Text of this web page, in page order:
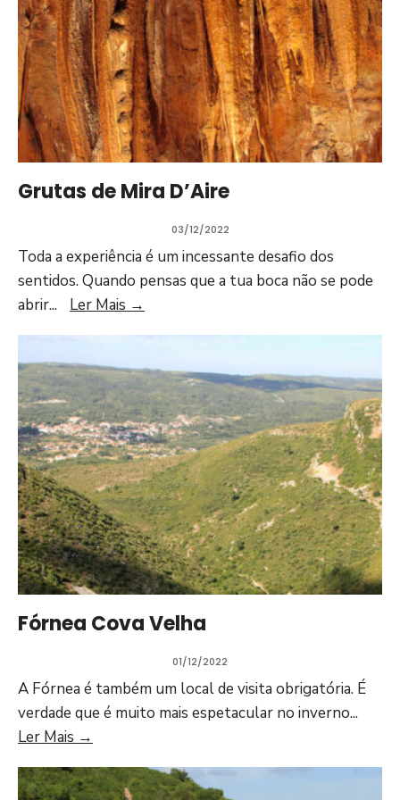
Grutas de Mira D’Aire
03/12/2022
Toda a experiência é um incessante desafio dos
sentidos. Quando pensas que a tua boca não se pode
abrir... Ler Mais →
Fórnea Cova Velha
01/12/2022
A Fórnea é também um local de visita obrigatória. É
verdade que é muito mais espetacular no inverno...
Ler Mais →